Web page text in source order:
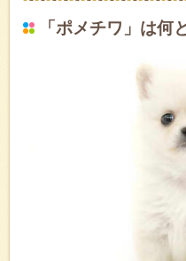
「ポメチワ」は何